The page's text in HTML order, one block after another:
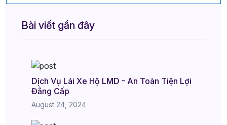
Bài viết gần đây
Dịch Vụ Lái Xe Hộ LMD - An Toàn Tiện Lợi
Đẳng Cấp
August 24, 2024